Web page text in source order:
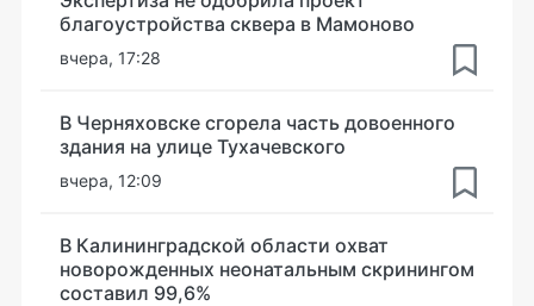
благоустройства сквера в Мамоново
вчера, 17:28
В Черняховске сгорела часть довоенного
здания на улице Тухачевского
вчера, 12:09
В Калининградской области охват
новорожденных неонатальным скринингом
составил 99,6%